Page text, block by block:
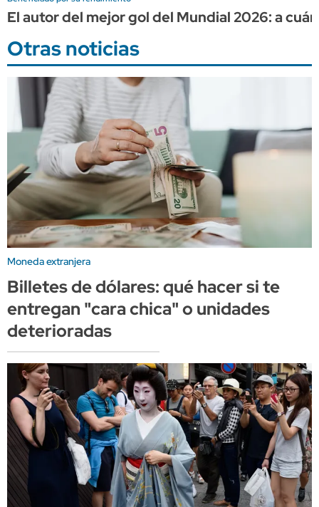
El autor del mejor gol del Mundial 2026: a
Otras noticias
Moneda extranjera
Billetes de dólares: qué hacer si te
entregan "cara chica" o unidades
deterioradas